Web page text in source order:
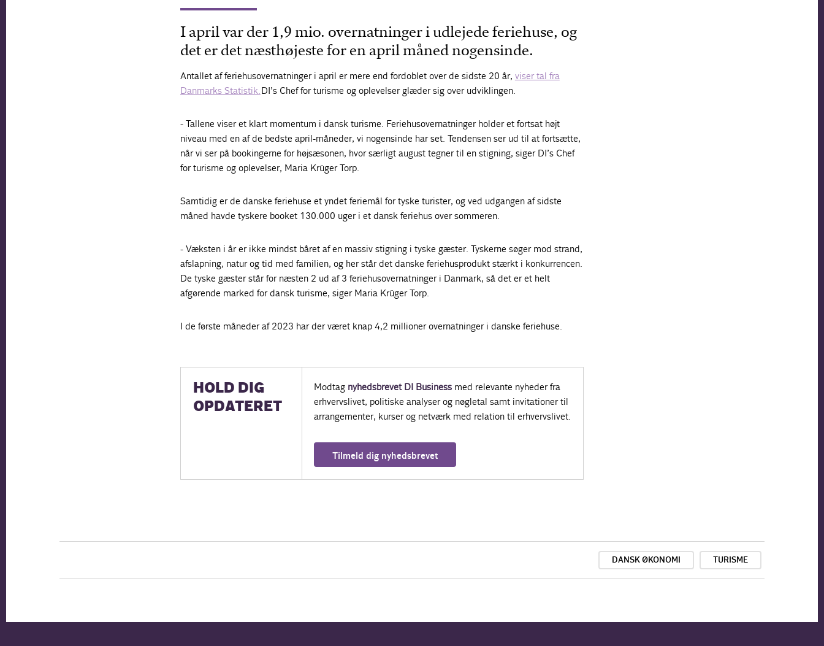
I april var der 1,9 mio. overnatninger i udlejede feriehuse, og
det er det næsthøjeste for en april måned nogensinde.
Antallet af feriehusovernatninger i april er mere end fordoblet over de sidste 20 år, viser tal fra
Danmarks Statistik.DI’s Chef for turisme og oplevelser glæder sig over udviklingen.
- Tallene viser et klart momentum i dansk turisme. Feriehusovernatninger holder et fortsat højt
niveau med en af de bedste april-måneder, vi nogensinde har set. Tendensen ser ud til at fortsætte,
når vi ser på bookingerne for højsæsonen, hvor særligt august tegner til en stigning, siger DI’s Chef
for turisme og oplevelser, Maria Krüger Torp.
Samtidig er de danske feriehuse et yndet feriemål for tyske turister, og ved udgangen af sidste
måned havde tyskere booket 130.000 uger i et dansk feriehus over sommeren.
- Væksten i år er ikke mindst båret af en massiv stigning i tyske gæster. Tyskerne søger mod strand,
afslapning, natur og tid med familien, og her står det danske feriehusprodukt stærkt i konkurrencen.
De tyske gæster står for næsten 2 ud af 3 feriehusovernatninger i Danmark, så det er et helt
afgørende marked for dansk turisme, siger Maria Krüger Torp.
I de første måneder af 2023 har der været knap 4,2 millioner overnatninger i danske feriehuse.
HOLD DIG
OPDATERET
Modtag nyhedsbrevet DI Businessmed relevante nyheder fra
erhvervslivet, politiske analyser og nøgletal samt invitationer til
arrangementer, kurser og netværk med relation til erhvervslivet.
Tilmeld dig nyhedsbrevet
DANSK ØKONOMI TURISME